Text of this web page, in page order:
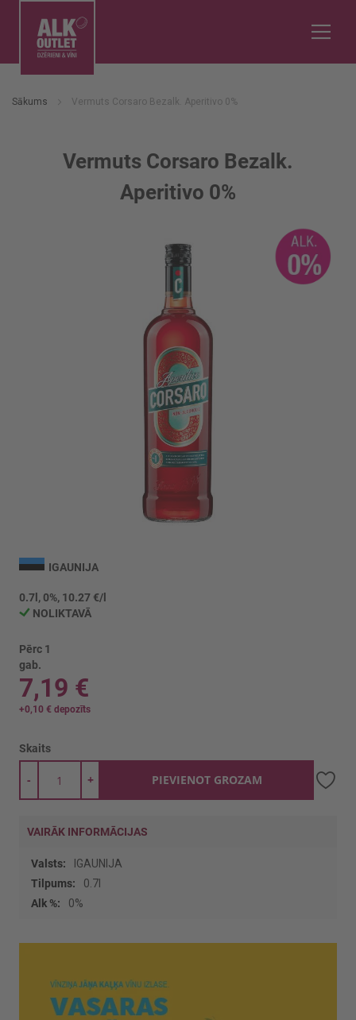
Sākums Vermuts Corsaro Bezalk. Aperitivo 0%
Vermuts Corsaro Bezalk.
Aperitivo 0%
uz
sākumu
IGAUNIJA
0.7l, 0%, 10.27 €/l
NOLIKTAVĀ
Pērc 1
gab.
7,19 €
+0,10 € depozīts
Skaits
+
- PIEVIENOT GROZAM
VAIRĀK INFORMĀCIJAS
Vairāk
informācijas
IGAUNIJA
0.7l
0%